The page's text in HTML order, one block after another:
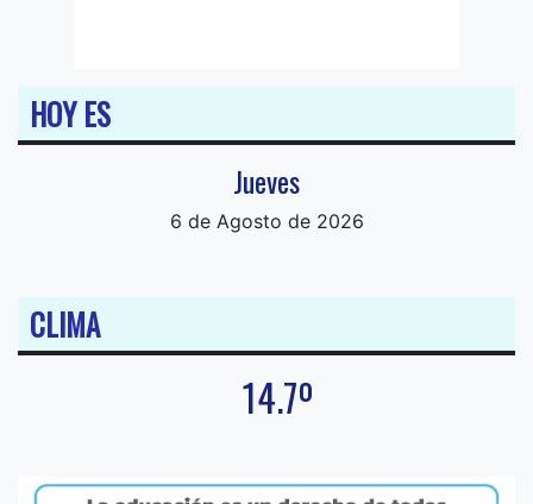
HOY ES
Jueves
6 de Agosto de 2026
CLIMA
14.7º